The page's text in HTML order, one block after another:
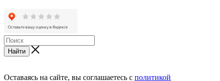
Найти
Оставаясь на сайте, вы соглашаетесь с политикой